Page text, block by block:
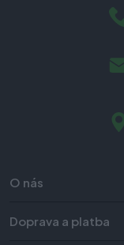
O nás
Doprava a platba